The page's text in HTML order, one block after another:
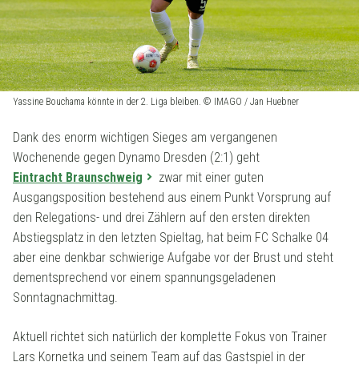
Yassine Bouchama könnte in der 2. Liga bleiben. © IMAGO / Jan Huebner
Dank des enorm wichtigen Sieges am vergangenen
Wochenende gegen Dynamo Dresden (2:1) geht
Eintracht Braunschweig
zwar mit einer guten
Ausgangsposition bestehend aus einem Punkt Vorsprung auf
den Relegations- und drei Zählern auf den ersten direkten
Abstiegsplatz in den letzten Spieltag, hat beim FC Schalke 04
aber eine denkbar schwierige Aufgabe vor der Brust und steht
dementsprechend vor einem spannungsgeladenen
Sonntagnachmittag.
Aktuell richtet sich natürlich der komplette Fokus von Trainer
Lars Kornetka und seinem Team auf das Gastspiel in der